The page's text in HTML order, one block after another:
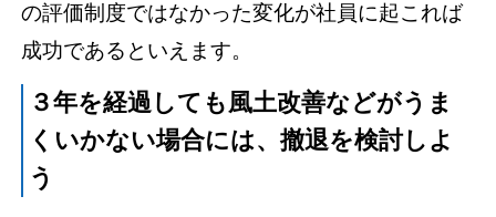
の評価制度ではなかった変化が社員に起これば
成功であるといえます。
３年を経過しても風土改善などがうま
くいかない場合には、撤退を検討しよ
う